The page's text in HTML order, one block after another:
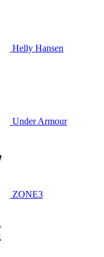
Helly Hansen
Under Armour
ZONE3